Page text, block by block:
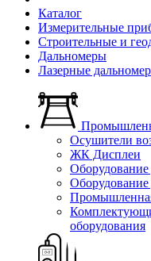
Каталог
Измерительные
Строительные и
Дальномеры
Лазерные
Осушители
ЖК Дисплеи
Оборудование
оборудования